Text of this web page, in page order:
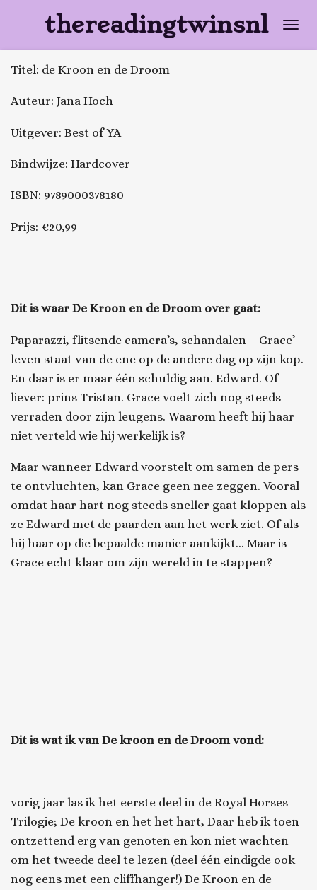
naar
de
thereadingtwinsnl
Titel: de Kroon en de Droom
Auteur: Jana Hoch
Uitgever: Best of YA
Bindwijze: Hardcover
ISBN: 9789000378180
Prijs: €20,99
Dit is waar De Kroon en de Droom over gaat:
Paparazzi, flitsende camera’s, schandalen – Grace’
leven staat van de ene op de andere dag op zijn kop.
En daar is er maar één schuldig aan. Edward. Of
liever: prins Tristan. Grace voelt zich nog steeds
verraden door zijn leugens. Waarom heeft hij haar
niet verteld wie hij werkelijk is?
Maar wanneer Edward voorstelt om samen de pers
te ontvluchten, kan Grace geen nee zeggen. Vooral
omdat haar hart nog steeds sneller gaat kloppen als
ze Edward met de paarden aan het werk ziet. Of als
hij haar op die bepaalde manier aankijkt... Maar is
Grace echt klaar om zijn wereld in te stappen?
Dit is wat ik van De kroon en de Droom vond:
vorig jaar las ik het eerste deel in de Royal Horses
Trilogie; De kroon en het het hart, Daar heb ik toen
ontzettend erg van genoten en kon niet wachten
om het tweede deel te lezen (deel één eindigde ook
nog eens met een cliffhanger!) De Kroon en de